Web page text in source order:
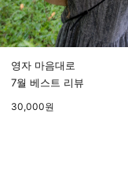
영자 마음대로
7월 베스트 리뷰
30,000원